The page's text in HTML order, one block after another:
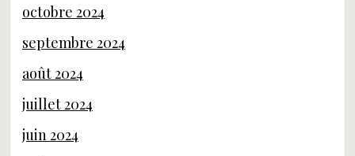
octobre 2024
septembre 2024
août 2024
juillet 2024
juin 2024